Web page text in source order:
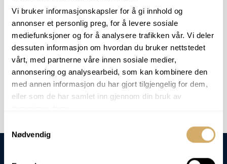
Vi bruker informasjonskapsler for å gi innhold og
annonser et personlig preg, for å levere sosiale
mediefunksjoner og for å analysere trafikken vår. Vi deler
dessuten informasjon om hvordan du bruker nettstedet
vårt, med partnerne våre innen sosiale medier,
annonsering og analysearbeid, som kan kombinere den
med annen informasjon du har gjort tilgjengelig for dem,
eller som de har samlet inn gjennom din bruk av
Nødvendig
PACOTES DE ANÁLISE RELEVANTES
Esta análise não está incluída em nenhum pacote de análises
específico, mas podemos realizá-la mediante pedido.
Análise de encomendas -MEV-EDS